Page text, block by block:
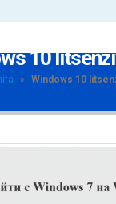
10
» Windows 10